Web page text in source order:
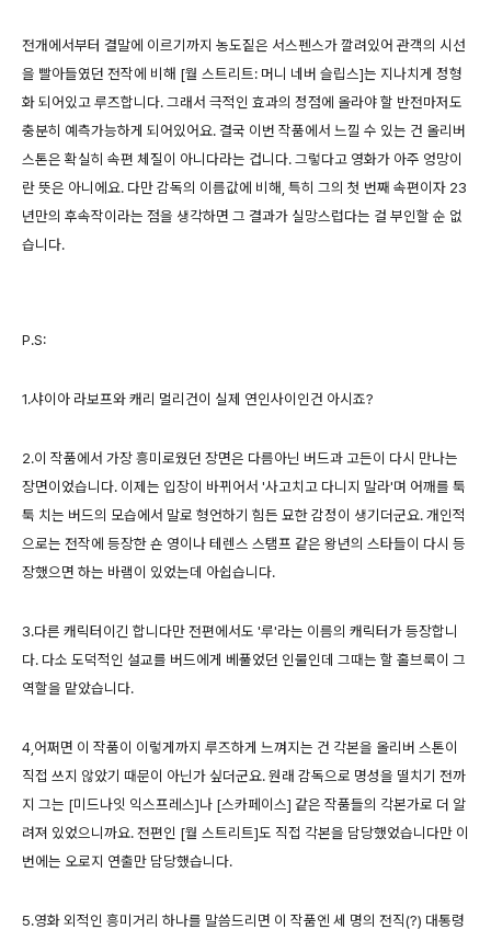
전개에서부터 결말에 이르기까지 농도짙은 서스펜스가 깔려있어 관객의 시선
을 빨아들였던 전작에 비해 [월 스트리트: 머니 네버 슬립스]는 지나치게 정형
화 되어있고 루즈합니다. 그래서 극적인 효과의 정점에 올라야 할 반전마저도
충분히 예측가능하게 되어있어요. 결국 이번 작품에서 느낄 수 있는 건 올리버
스톤은 확실히 속편 체질이 아니다라는 겁니다. 그렇다고 영화가 아주 엉망이
란 뜻은 아니에요. 다만 감독의 이름값에 비해, 특히 그의 첫 번째 속편이자 23
년만의 후속작이라는 점을 생각하면 그 결과가 실망스럽다는 걸 부인할 순 없
습니다.
P.S:
1.샤이아 라보프와 캐리 멀리건이 실제 연인사이인건 아시죠?
2.이 작품에서 가장 흥미로웠던 장면은 다름아닌 버드과 고든이 다시 만나는
장면이었습니다. 이제는 입장이 바뀌어서 '사고치고 다니지 말라'며 어깨를 툭
툭 치는 버드의 모습에서 말로 형언하기 힘든 묘한 감정이 생기더군요. 개인적
으로는 전작에 등장한 숀 영이나 테렌스 스탬프 같은 왕년의 스타들이 다시 등
장했으면 하는 바램이 있었는데 아쉽습니다.
3.다른 캐릭터이긴 합니다만 전편에서도 '루'라는 이름의 캐릭터가 등장합니
다. 다소 도덕적인 설교를 버드에게 베풀었던 인물인데 그때는 할 홀브룩이 그
역할을 맡았습니다.
4,어쩌면 이 작품이 이렇게까지 루즈하게 느껴지는 건 각본을 올리버 스톤이
직접 쓰지 않았기 때문이 아닌가 싶더군요. 원래 감독으로 명성을 떨치기 전까
지 그는 [미드나잇 익스프레스]나 [스카페이스] 같은 작품들의 각본가로 더 알
려져 있었으니까요. 전편인 [월 스트리트]도 직접 각본을 담당했었습니다만 이
번에는 오로지 연출만 담당했습니다.
5.영화 외적인 흥미거리 하나를 말씀드리면 이 작품엔 세 명의 전직(?) 대통령